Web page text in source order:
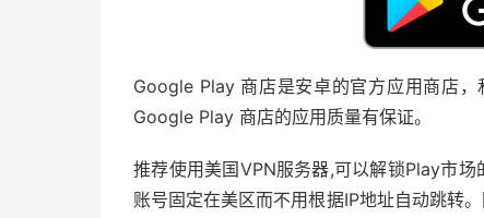
Google Play 商店是安卓的官方应用商店
Google Play 商店的应用质量有保证。
推荐使用美国VPN服务器,可以解锁Play市
账号固定在美区而不用根据IP地址自动跳转